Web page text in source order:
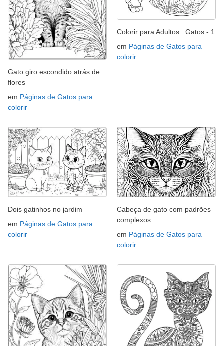
Gato giro escondido atrás de
flores
em Páginas de Gatos para
colorir
Colorir para Adultos : Gatos - 1
em Páginas de Gatos para
colorir
Dois gatinhos no jardim
em Páginas de Gatos para
colorir
Cabeça de gato com padrões
complexos
em Páginas de Gatos para
colorir